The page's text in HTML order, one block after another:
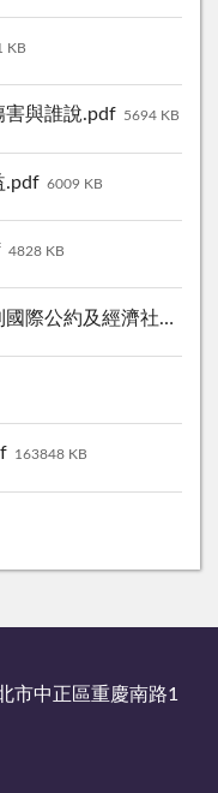
KB
害與誰說.pdf 5694 KB
.pdf 6009 KB
4828 KB
會文化權利國際公約施行法.pdf
163848 KB
市中正區重慶南路1